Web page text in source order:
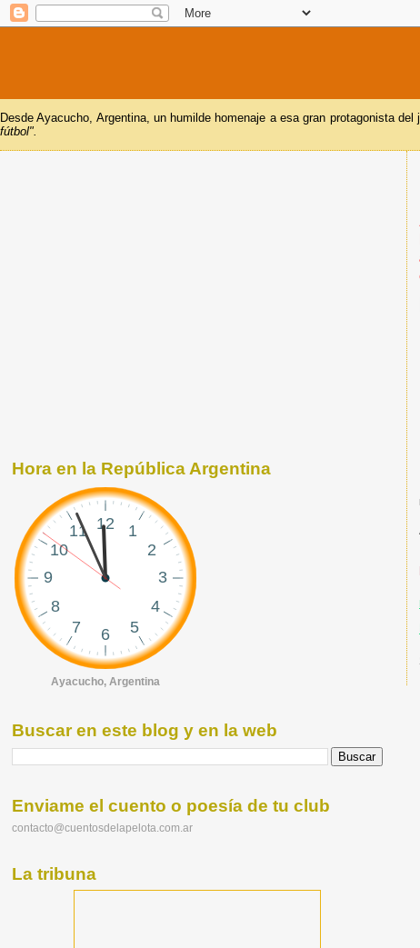
Desde Ayacucho, Argentina, un humilde homenaje a esa gran protagonista
fútbol".
Hora en la República Argentina
Ayacucho, Argentina
Buscar en este blog y en la web
Enviame el cuento o poesía de tu club
contacto@cuentosdelapelota.com.ar
La tribuna